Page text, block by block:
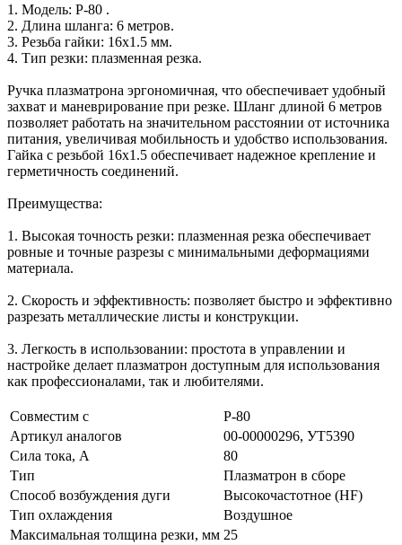
1. Модель: P-80 .
2. Длина шланга: 6 метров.
3. Резьба гайки: 16х1.5 мм.
4. Тип резки: плазменная резка.
Ручка плазматрона эргономичная, что обеспечивает удобный
захват и маневрирование при резке. Шланг длиной 6 метров
позволяет работать на значительном расстоянии от источника
питания, увеличивая мобильность и удобство использования.
Гайка с резьбой 16х1.5 обеспечивает надежное крепление и
герметичность соединений.
Преимущества:
1. Высокая точность резки: плазменная резка обеспечивает
ровные и точные разрезы с минимальными деформациями
материала.
2. Скорость и эффективность: позволяет быстро и эффективно
разрезать металлические листы и конструкции.
3. Легкость в использовании: простота в управлении и
настройке делает плазматрон доступным для использования
как профессионалами, так и любителями.
Совместим с
P-80
Артикул аналогов
00-00000296, УТ5390
Сила тока, А
80
Тип
Плазматрон в сборе
Способ возбуждения дуги
Высокочастотное (HF)
Тип охлаждения
Воздушное
Максимальная толщина резки, мм 25